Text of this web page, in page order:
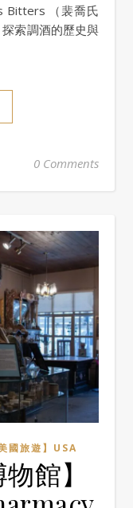
Bitters （裴喬氏
索調酒的歷史與
0 Comments
美國旅遊】USA
館】